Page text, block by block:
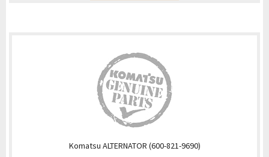
Komatsu ALTERNATOR (600-821-9690)